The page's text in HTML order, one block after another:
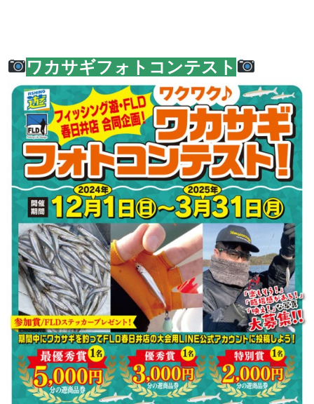
ワカサギフォトコンテスト